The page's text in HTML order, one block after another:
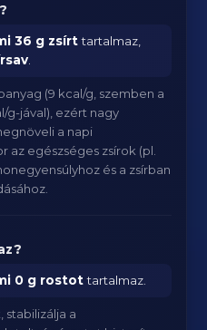
36 g zsírttartalmaz,
(9 kcal/g, szemben a
g-jával), ezért nagy
a napi
az egészséges zsírok (pl.
és a zsírban
0 g rostottartalmaz.
stabilizálja a